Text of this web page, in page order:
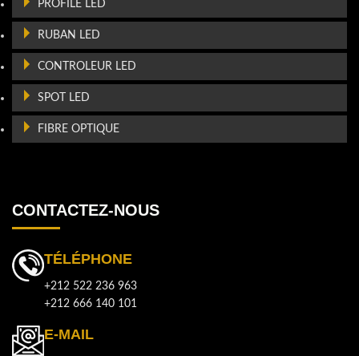
PROFILÉ LED
RUBAN LED
CONTROLEUR LED
SPOT LED
FIBRE OPTIQUE
CONTACTEZ-NOUS
TÉLÉPHONE
+212 522 236 963
+212 666 140 101
E-MAIL